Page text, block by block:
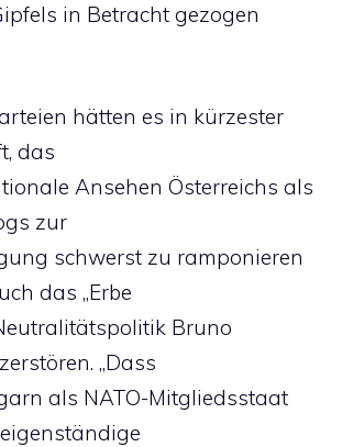
in Betracht gezogen
hätten es in kürzester
das
Ansehen Österreichs als
zur
schwerst zu ramponieren
das „Erbe
Bruno
„Dass
als NATO-Mitgliedsstaat